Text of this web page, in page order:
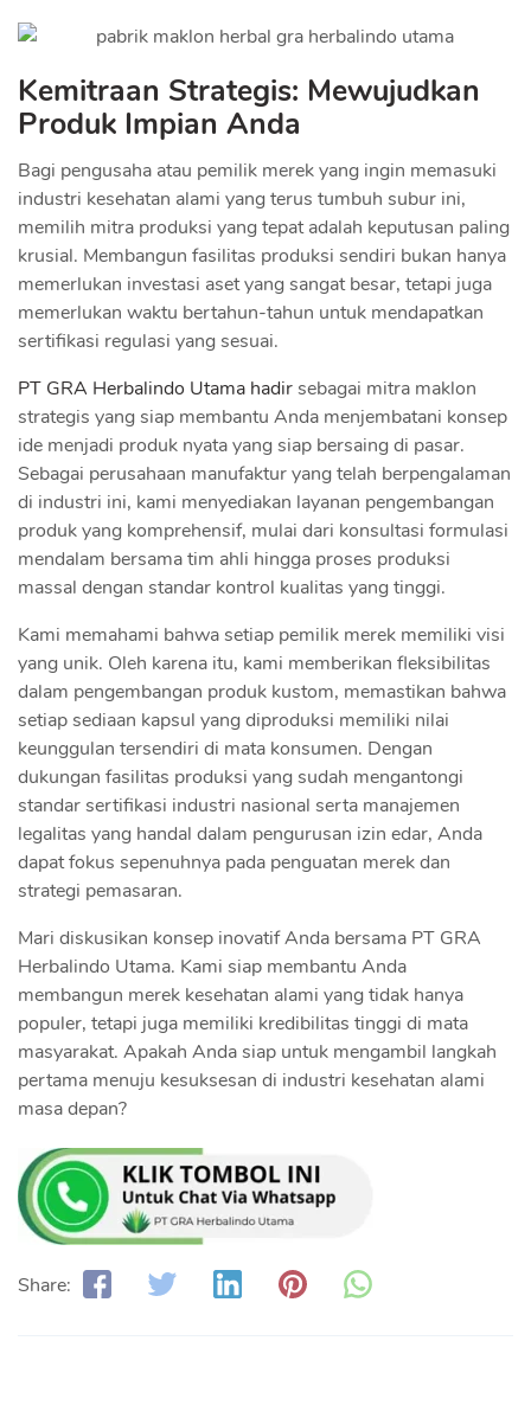
Kemitraan Strategis: Mewujudkan
Produk Impian Anda
Bagi pengusaha atau pemilik merek yang ingin memasuki
industri kesehatan alami yang terus tumbuh subur ini,
memilih mitra produksi yang tepat adalah keputusan paling
krusial. Membangun fasilitas produksi sendiri bukan hanya
memerlukan investasi aset yang sangat besar, tetapi juga
memerlukan waktu bertahun-tahun untuk mendapatkan
sertifikasi regulasi yang sesuai.
PT GRA Herbalindo Utama hadirsebagai mitra maklon
strategis yang siap membantu Anda menjembatani konsep
ide menjadi produk nyata yang siap bersaing di pasar.
Sebagai perusahaan manufaktur yang telah berpengalaman
di industri ini, kami menyediakan layanan pengembangan
produk yang komprehensif, mulai dari konsultasi formulasi
mendalam bersama tim ahli hingga proses produksi
massal dengan standar kontrol kualitas yang tinggi.
Kami memahami bahwa setiap pemilik merek memiliki visi
yang unik. Oleh karena itu, kami memberikan fleksibilitas
dalam pengembangan produk kustom, memastikan bahwa
setiap sediaan kapsul yang diproduksi memiliki nilai
keunggulan tersendiri di mata konsumen. Dengan
dukungan fasilitas produksi yang sudah mengantongi
standar sertifikasi industri nasional serta manajemen
legalitas yang handal dalam pengurusan izin edar, Anda
dapat fokus sepenuhnya pada penguatan merek dan
strategi pemasaran.
Mari diskusikan konsep inovatif Anda bersama PT GRA
Herbalindo Utama. Kami siap membantu Anda
membangun merek kesehatan alami yang tidak hanya
populer, tetapi juga memiliki kredibilitas tinggi di mata
masyarakat. Apakah Anda siap untuk mengambil langkah
pertama menuju kesuksesan di industri kesehatan alami
masa depan?
Share: